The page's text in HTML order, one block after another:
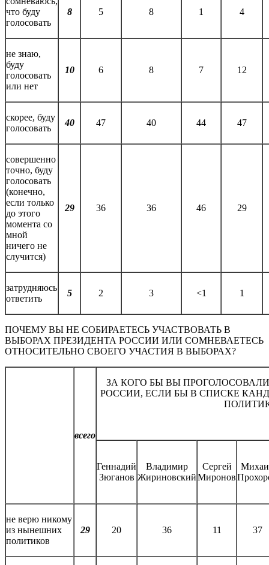
что буду
голосовать
8 5 8 1 4
не знаю,
буду
голосовать
или нет
10 6 8 7 12
скорее, буду
голосовать
40 47 40 44 47
совершенно
точно, буду
голосовать
(конечно,
если только
до этого
момента со
мной
ничего не
случится)
29 36 36 46 29
затрудняюсь
ответить
5 2 3 <1 1
ПОЧЕМУ ВЫ НЕ СОБИРАЕТЕСЬ УЧАСТВОВАТЬ В
ВЫБОРАХ ПРЕЗИДЕНТА РОССИИ ИЛИ СОМНЕВАЕТЕСЬ
ОТНОСИТЕЛЬНО СВОЕГО УЧАСТИЯ В ВЫБОРАХ?
всего
ЗА КОГО БЫ ВЫ
РОССИИ, ЕСЛИ БЫ В СПИСКЕ
Геннадий
Зюганов
Владимир
Жириновский
Сергей
Миронов
не верю никому
из нынешних
политиков
29 20 36 11 37